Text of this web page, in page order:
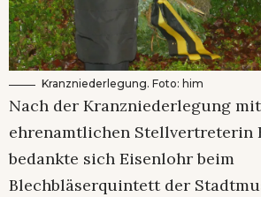
Kranzniederlegung. Foto: him
Nach der Kranzniederlegung
ehrenamtlichen Stellvertreterin
bedankte sich Eisenlohr beim
Blechbläserquintett der